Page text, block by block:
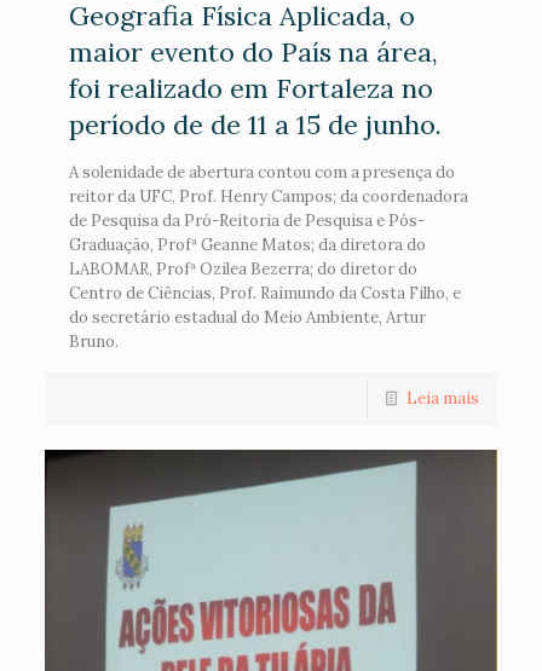
Geografia Física Aplicada, o
maior evento do País na área,
foi realizado em Fortaleza no
período de de 11 a 15 de junho.
A solenidade de abertura contou com a presença do
reitor da UFC, Prof. Henry Campos; da coordenadora
de Pesquisa da Pró-Reitoria de Pesquisa e Pós-
Graduação, Profª Geanne Matos; da diretora do
LABOMAR, Profª Ozilea Bezerra; do diretor do
Centro de Ciências, Prof. Raimundo da Costa Filho, e
do secretário estadual do Meio Ambiente, Artur
Bruno.
Leia mais